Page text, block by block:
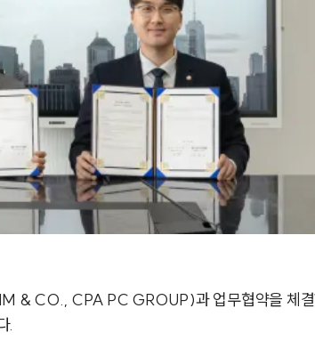
& CO., CPA PC GROUP)과 업무협약을 체
.